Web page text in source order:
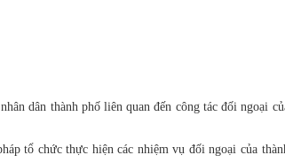
dân thành phố liên quan đến công tác đối ngoại
tổ chức thực hiện các nhiệm vụ đối ngoại của